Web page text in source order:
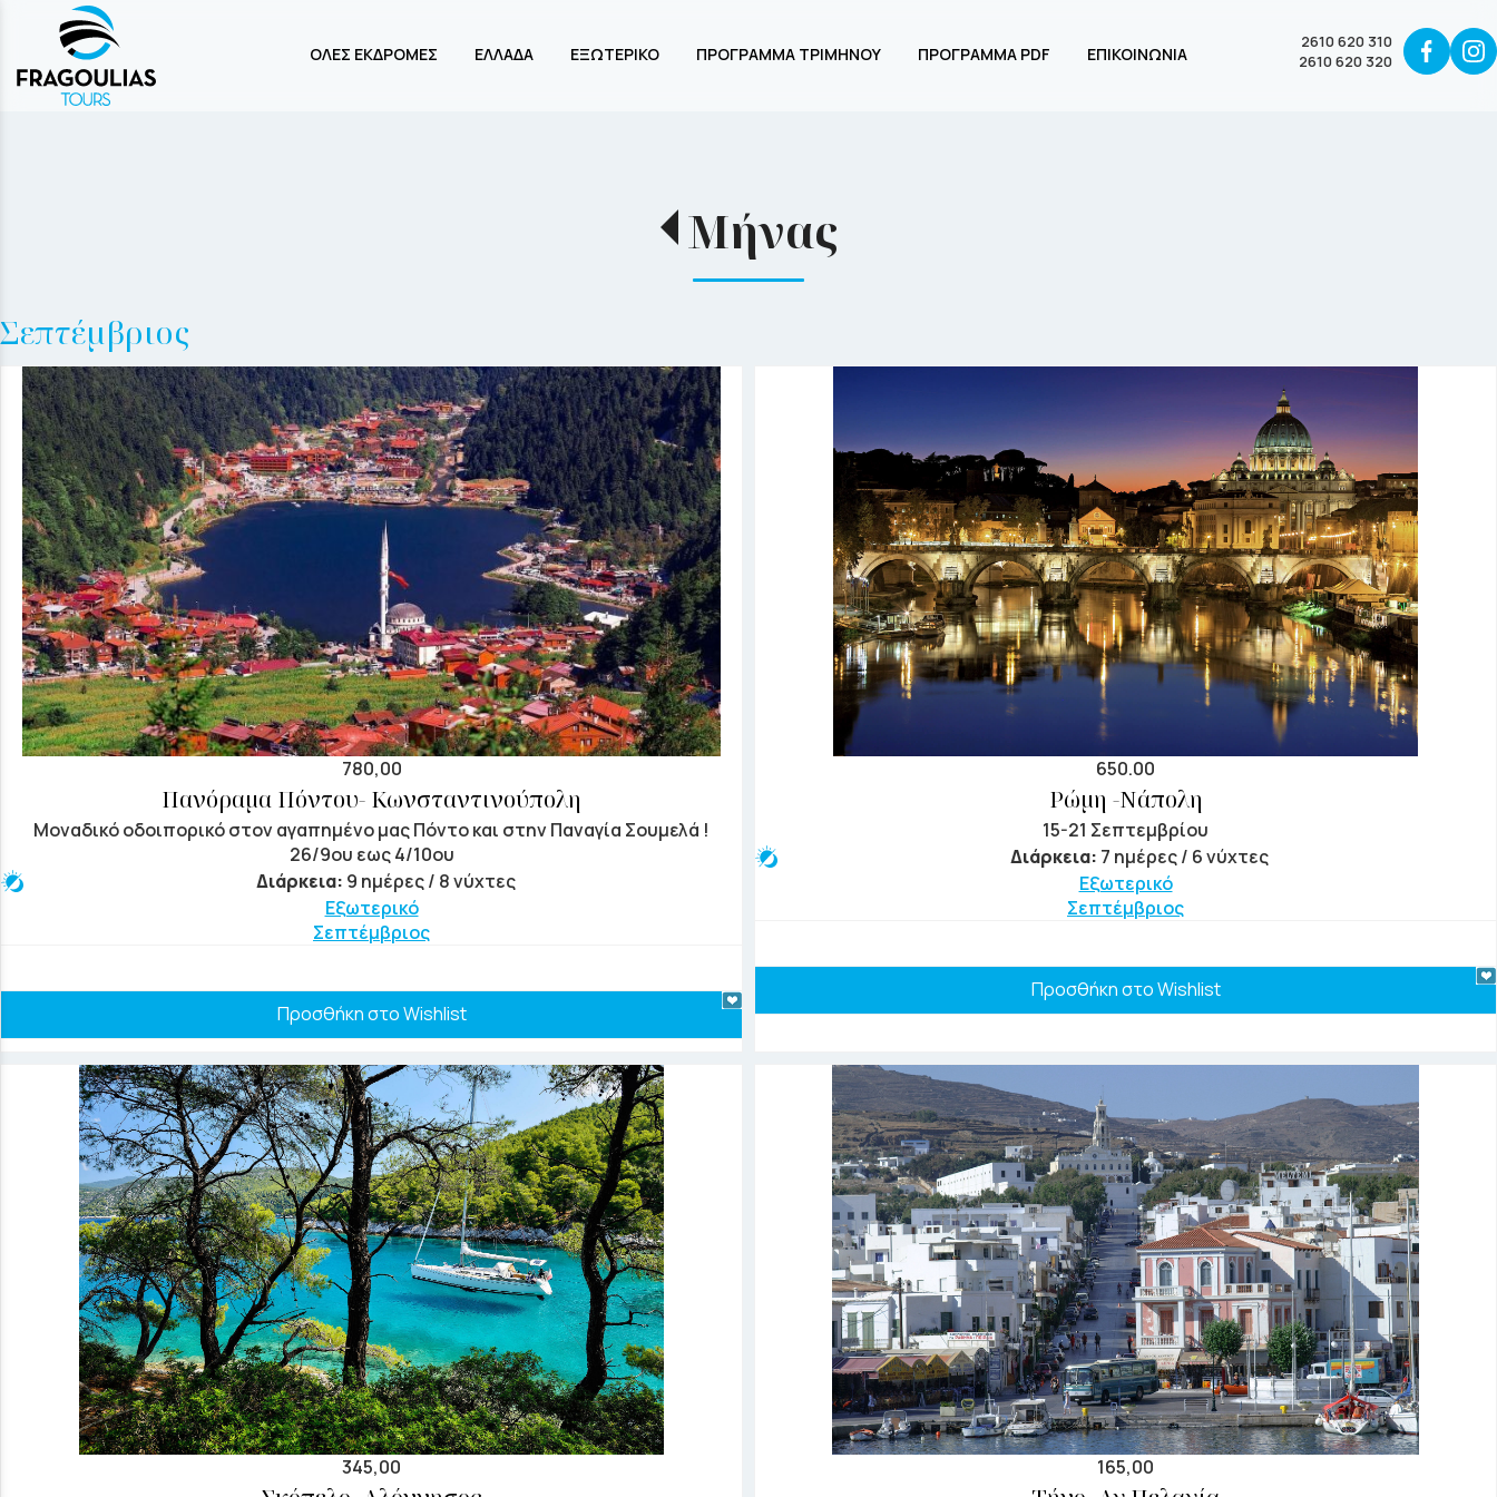
2610 620 310
2610 620 320
ΟΛΕΣ ΕΚΔΡΟΜΕΣ ΕΛΛΑΔΑ ΕΞΩΤΕΡΙΚΟ ΠΡΟΓΡΑΜΜΑ ΤΡΙΜΗΝΟΥ ΠΡΟΓΡΑΜΜΑ PDF ΕΠΙΚΟΙΝΩΝΙΑ
Μήνας
Σεπτέμβριος
780,00
Πανόραμα Πόντου- Κωνσταντινούπολη
Μοναδικό οδοιπορικό στον αγαπημένο μας Πόντο και στην Παναγία Σουμελά !
26/9ου εως 4/10ου
Διάρκεια: 9 ημέρες / 8 νύχτες
Εξωτερικό
Σεπτέμβριος
Προσθήκη στο Wishlist
650.00
Ρώμη -Νάπολη
15-21 Σεπτεμβρίου
Διάρκεια: 7 ημέρες / 6 νύχτες
Εξωτερικό
Σεπτέμβριος
Προσθήκη στο Wishlist
345,00 165,00